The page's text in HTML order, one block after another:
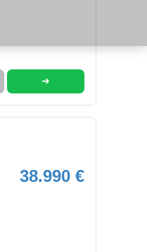
➜
38.990 €